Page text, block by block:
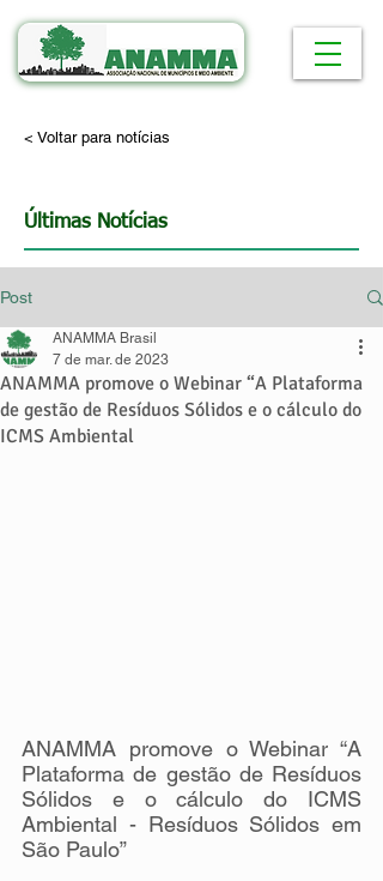
< Voltar para notícias
Últimas Notícias
Post
ANAMMA promove o Webinar “A Plataforma
de gestão de Resíduos Sólidos e o cálculo do
ICMS Ambiental
ANAMMA Brasil
7 de mar. de 2023
ANAMMA promove o Webinar “A
Plataforma de gestão de Resíduos
Sólidos e o cálculo do ICMS
Ambiental - Resíduos Sólidos em
São Paulo”